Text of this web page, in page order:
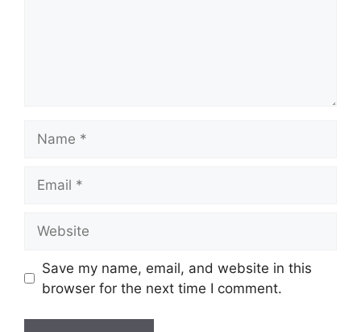
Save my name, email, and website in this
browser for the next time I comment.